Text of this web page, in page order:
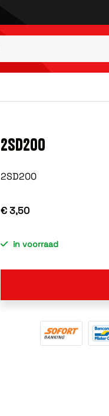
2SD200
2SD200
€ 3,50
in voorraad